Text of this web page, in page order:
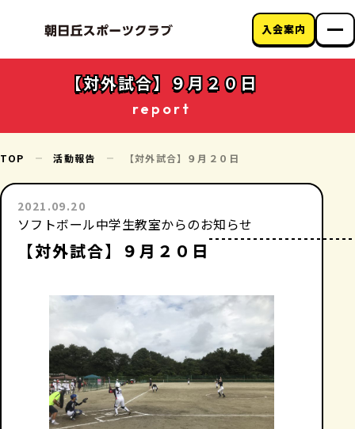
朝日丘スポーツク
ラブについて
アクセス
入会案内
【対外試合】９月２０日
report
TOP 活動報告 【対外試合】９月２０日
2021.09.20
ソフトボール中学生教室からのお知らせ
【対外試合】９月２０日